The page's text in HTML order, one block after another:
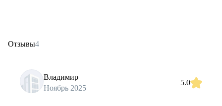
Отзывы4
Владимир
Ноябрь 2025
5.0